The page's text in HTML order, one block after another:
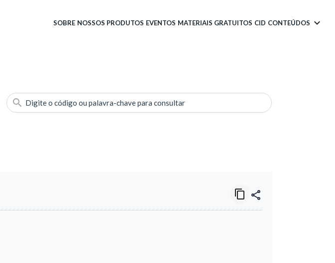
SOBRE NOSSOS PRODUTOS EVENTOS MATERIAIS GRATUITOS CID CONTEÚDOS
Digite o código ou palavra-chave para consultar